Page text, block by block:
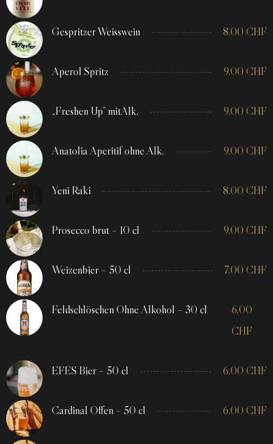
Gespritzer Weisswein 8.00 CHF
Aperol Spritz 9.00 CHF
„Freshen Up” mitAlk. 9.00 CHF
Anatolia Aperitif ohne Alk. 9.00 CHF
Yeni Raki 8.00 CHF
Prosecco brut – 10 cl 9.00 CHF
Weizenbier – 50 cl 7.00 CHF
Feldschlöschen Ohne Alkohol – 30 cl
6.00
CHF
EFES Bier – 50 cl 6.00 CHF
Cardinal Offen – 50 cl 6.00 CHF